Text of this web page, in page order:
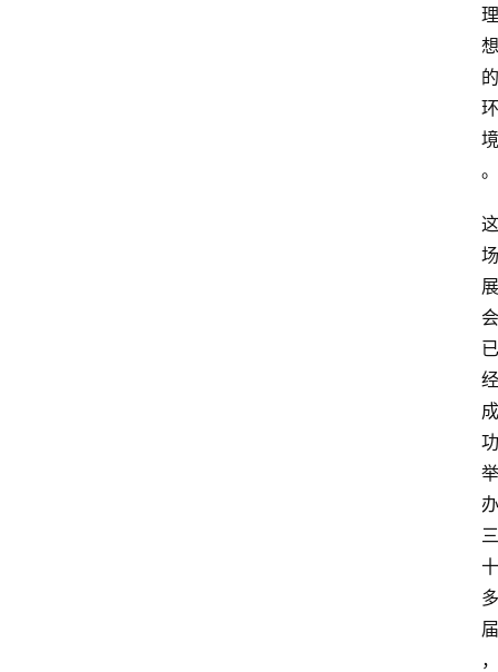
理
想
的
环
境
。
这
场
展
会
已
经
成
功
举
办
三
十
多
届
，